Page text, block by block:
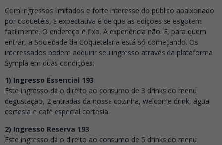
Com ingressos limitados e forte interesse do público apaixonado
por coquetéis, a expectativa é de que as edições se esgotem
facilmente. O endereço é fixo. A experiência não. E, para quem
entrar, a Sociedade da Coquetelaria está só começando. Os
interessados podem adquirir seu ingresso através da plataforma
Sympla em duas condições:
1) Ingresso Essencial 193
Este ingresso dá o direito ao consumo de 3 drinks do menu
degustação, 2 entradas da nossa cozinha, welcome drink, água
cortesia e café especial cortesia.
2) Ingresso Reserva 193
Este ingresso dá o direito ao consumo de 5 drinks do menu